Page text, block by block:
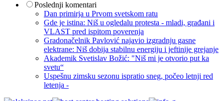
Poslednji komentari
Dan primirja u Prvom svetskom ratu
Gde je istina: Niš u ogledalu protesta - mladi, građani i
VLAST pred ispitom poverenja
Gradonačelnik Pavlović najavio izgradnju gasne
elektrane: Niš dobija stabilnu energiju i jeftinije grejanje
Akademik Svetislav Božić: "Niš mi je otvorio put ka
svetu“
Uspešnu zimsku sezonu ispratio sneg, počeo letnji red
letenja -